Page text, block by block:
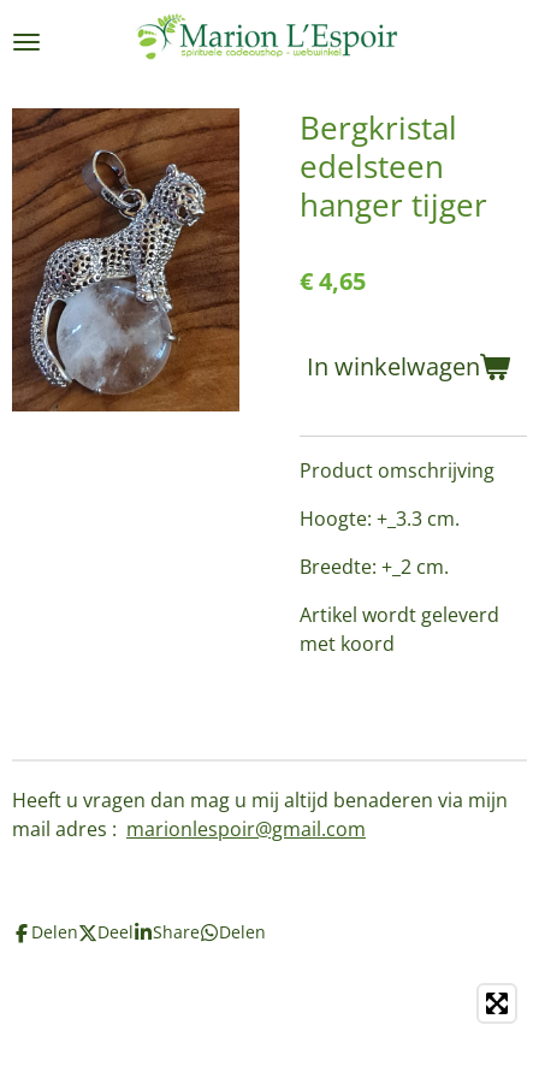
direct
de
hoofdinhoud
Bergkristal
edelsteen
hanger tijger
€ 4,65
In winkelwagen
Product omschrijving
Hoogte: +_3.3 cm.
Breedte: +_2 cm.
Artikel wordt geleverd
met koord
Heeft u vragen dan mag u mij altijd benaderen via mijn
mail adres : marionlespoir@gmail.com
Delen Deel Share Delen